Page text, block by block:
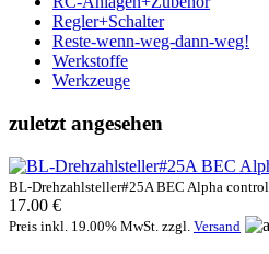
Regler+Schalter
Reste-wenn-weg-dann-weg!
Werkstoffe
Werkzeuge
zuletzt angesehen
BL-Drehzahlsteller#25A BEC Alpha control
17.00 €
Preis inkl. 19.00% MwSt. zzgl. Versand